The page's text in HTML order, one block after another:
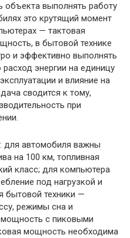
выполнять работу
это крутящий момент
— тактовая
в бытовой технике
и эффективно выполнять
энергии на единицу
и влияние на
сводится к тому,
при
для автомобиля важны
на 100 км, топливная
класс; для компьютера
под нагрузкой и
бытовой техники —
режимы сна и
мощность с пиковыми
мощность необходима